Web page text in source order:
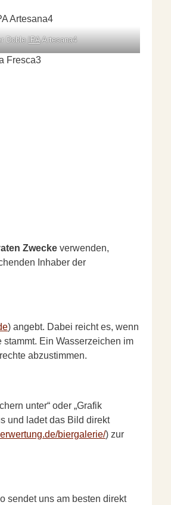
Doble IPAArtesana4
Zwecke verwenden,
Inhaber der
) angebt. Dabei reicht es, wenn
Ein Wasserzeichen im
abzustimmen.
unter“ oder „Grafik
und ladet das Bild direkt
biergalerie/) zur
sendet uns am besten direkt